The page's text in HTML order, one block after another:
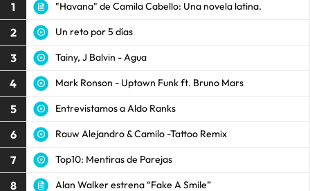
1 "Havana" de Camila Cabello: Una novela latina.
2 Un reto por 5 días
3 Tainy, J Balvin - Agua
4 Mark Ronson - Uptown Funk ft. Bruno Mars
5 Entrevistamos a Aldo Ranks
6 Rauw Alejandro & Camilo -Tattoo Remix
7 Top10: Mentiras de Parejas
8 Alan Walker estrena “Fake A Smile”